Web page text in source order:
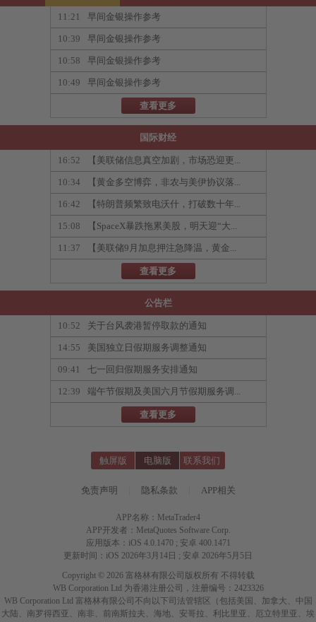
11:21 早间金银操作参考
10:39 早间金银操作参考
10:58 早间金银操作参考
10:49 早间金银操作参考
查看更多
国际财经
16:52 【美联储信息真空加剧，市场恐迎更...
10:34 【黄金多空博弈，非农与美伊协议落...
16:42 【特朗普频繁致电沃什，打破数十年...
15:08 【SpaceX暴跌拖累美股，明天迎“大...
11:37 【美联储9月加息押注急降温，黄金...
查看更多
公告栏
10:52 关于台风袭港暂停取款的通知
14:55 美国独立日假期服务调整通知
09:41 七一回归假期服务安排通知
12:39 端午节假期及美国六月节假期服务调...
查看更多
触屏版 电脑版 联系我们
免责声明 隐私条款 APP相关
APP名称：MetaTrader4
APP开发者：MetaQuotes Software Corp.
应用版本：iOS 4.0.1470 ; 安卓 400.1471
更新时间：iOS 2026年3月14日 ; 安卓 2026年5月5日
Copyright © 2026 富格林有限公司版权所有 不得转载
WB Corporation Ltd 为香港注册公司，注册编号：2423326
WB Corporation Ltd 富格林有限公司不向以下司法管辖区（包括美国、加拿大、中国
大陆、南罗得西亚、南非、前南斯拉夫、海地、安哥拉、利比里亚、厄立特里亚、埃